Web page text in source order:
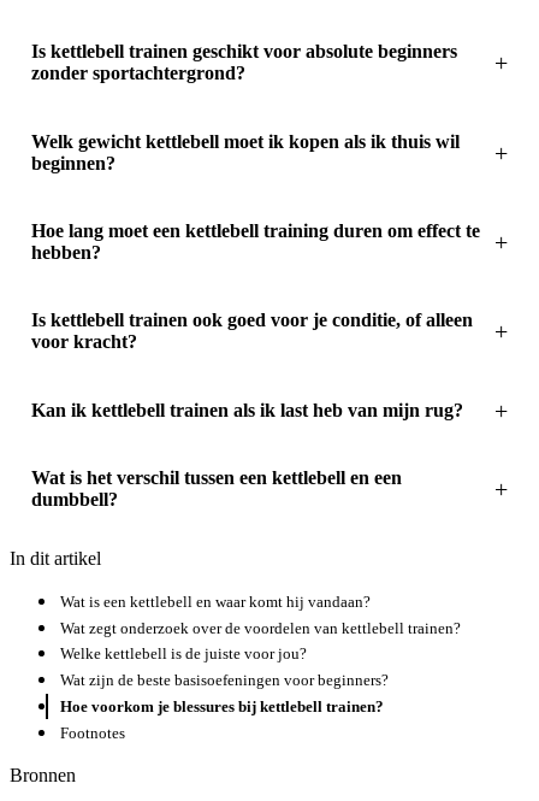
Is kettlebell trainen geschikt voor absolute beginners
zonder sportachtergrond?
Welk gewicht kettlebell moet ik kopen als ik thuis wil
beginnen?
Hoe lang moet een kettlebell training duren om effect te
hebben?
Is kettlebell trainen ook goed voor je conditie, of alleen
voor kracht?
Kan ik kettlebell trainen als ik last heb van mijn rug?
Wat is het verschil tussen een kettlebell en een
dumbbell?
In dit artikel
Wat is een kettlebell en waar komt hij vandaan?
Wat zegt onderzoek over de voordelen van kettlebell trainen?
Welke kettlebell is de juiste voor jou?
Wat zijn de beste basisoefeningen voor beginners?
Hoe voorkom je blessures bij kettlebell trainen?
Footnotes
Bronnen